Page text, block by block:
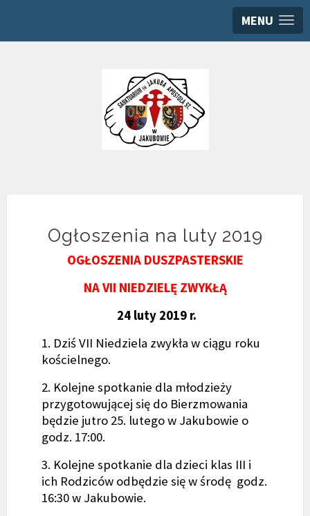
MENU
Ogłoszenia na luty 2019
OGŁOSZENIA DUSZPASTERSKIE
NA VII NIEDZIELĘ ZWYKŁĄ
24 luty 2019 r.
1. Dziś VII Niedziela zwykła w ciągu roku
kościelnego.
2. Kolejne spotkanie dla młodzieży
przygotowującej się do Bierzmowania
będzie jutro 25. lutego w Jakubowie o
godz. 17:00.
3. Kolejne spotkanie dla dzieci klas III i
ich Rodziców odbędzie się w środę godz.
16:30 w Jakubowie.